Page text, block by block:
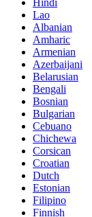
Hindi
Lao
Albanian
Amharic
Armenian
Azerbaijani
Belarusian
Bengali
Bosnian
Bulgarian
Cebuano
Chichewa
Corsican
Croatian
Dutch
Estonian
Filipino
Finnish